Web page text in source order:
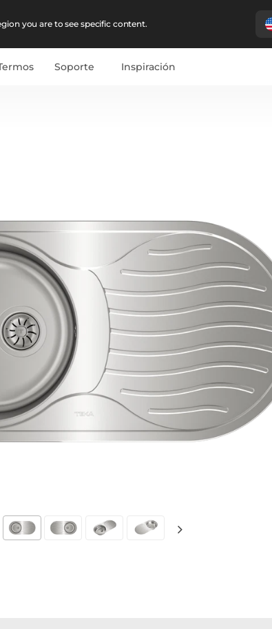
you are to see specific content.
Soporte Inspiración